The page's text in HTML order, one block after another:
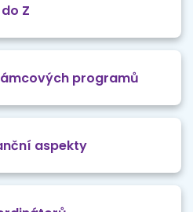
Z
programů
aspekty